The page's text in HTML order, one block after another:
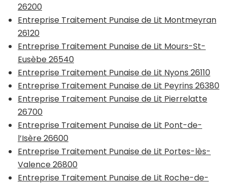
26200
Entreprise Traitement Punaise de Lit Montmeyran
26120
Entreprise Traitement Punaise de Lit Mours-St-
Eusèbe 26540
Entreprise Traitement Punaise de Lit Nyons 26110
Entreprise Traitement Punaise de Lit Peyrins 26380
Entreprise Traitement Punaise de Lit Pierrelatte
26700
Entreprise Traitement Punaise de Lit Pont-de-
l’Isère 26600
Entreprise Traitement Punaise de Lit Portes-lès-
Valence 26800
Entreprise Traitement Punaise de Lit Roche-de-